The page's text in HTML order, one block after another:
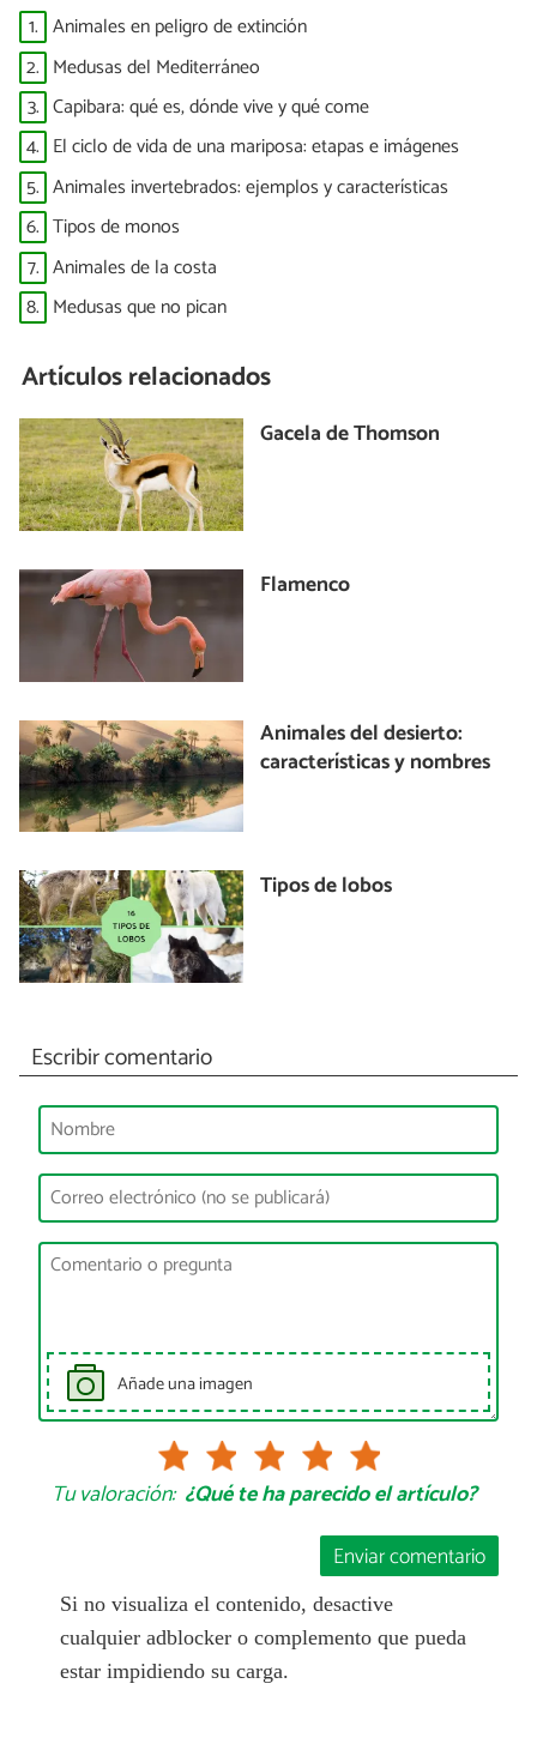
1. Animales en peligro de extinción
2. Medusas del Mediterráneo
3. Capibara: qué es, dónde vive y qué come
4. El ciclo de vida de una mariposa: etapas e imágenes
5. Animales invertebrados: ejemplos y características
6. Tipos de monos
7. Animales de la costa
8. Medusas que no pican
Artículos relacionados
Gacela de Thomson
Flamenco
Animales del desierto:
características y nombres
Tipos de lobos
Escribir comentario
Añade una imagen
Tu valoración: ¿Qué te ha parecido el artículo?
Enviar comentario
Si no visualiza el contenido, desactive
cualquier adblocker o complemento que pueda
estar impidiendo su carga.